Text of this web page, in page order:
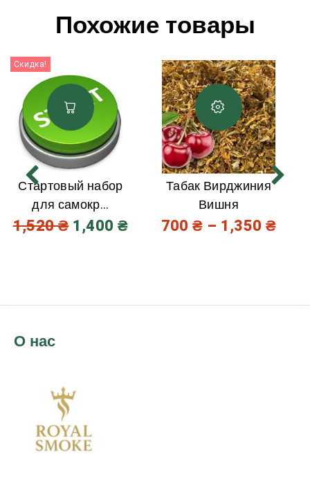
Похожие товары
Скидка!
Стартовый набор
для самокр...
1,520₴ 1,400 ₴
Табак Вирджиния
Вишня
700₴ – 1,350 ₴
О нас